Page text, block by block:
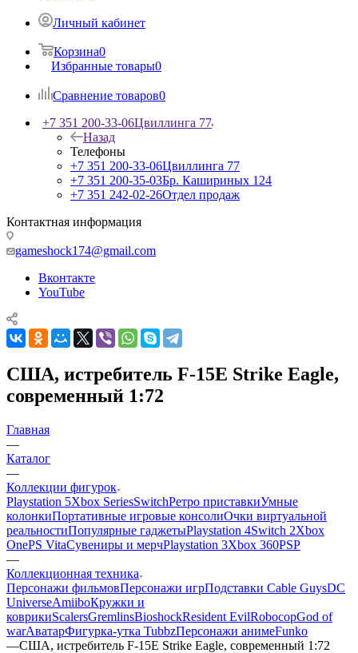
Личный кабинет
Корзина0
Избранные товары0
Сравнение товаров0
+7 351 200-33-06Цвиллинга 77
Назад
Телефоны
+7 351 200-33-06Цвиллинга 77
+7 351 200-35-03Бр. Кашириных 124
+7 351 242-02-26Отдел продаж
Контактная информация
gameshock174@gmail.com
Вконтакте
YouTube
США, истребитель F-15E Strike Eagle,
современный 1:72
Главная
—
Каталог
—
Коллекции фигурок
Playstation 5Xbox SeriesSwitchРетро приставкиУмные
колонкиПортативные игровые консолиОчки виртуальной
реальностиПопулярные гаджетыPlaystation 4Switch 2Xbox
OnePS VitaСувениры и мерчPlaystation 3Xbox 360PSP
—
Коллекционная техника
Персонажи фильмовПерсонажи игрПодставки Cable GuysDC
UniverseAmiiboКружки и
коврикиScalersGremlinsBioshockResident EvilRobocopGod of
warАватарФигурка-утка TubbzПерсонажи анимеFunko
—США, истребитель F-15E Strike Eagle, современный 1:72